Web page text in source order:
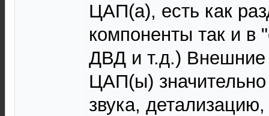
ЦАП(а), есть как
компоненты так и в
ДВД и т.д.) Внешние
ЦАП(ы)
звука,